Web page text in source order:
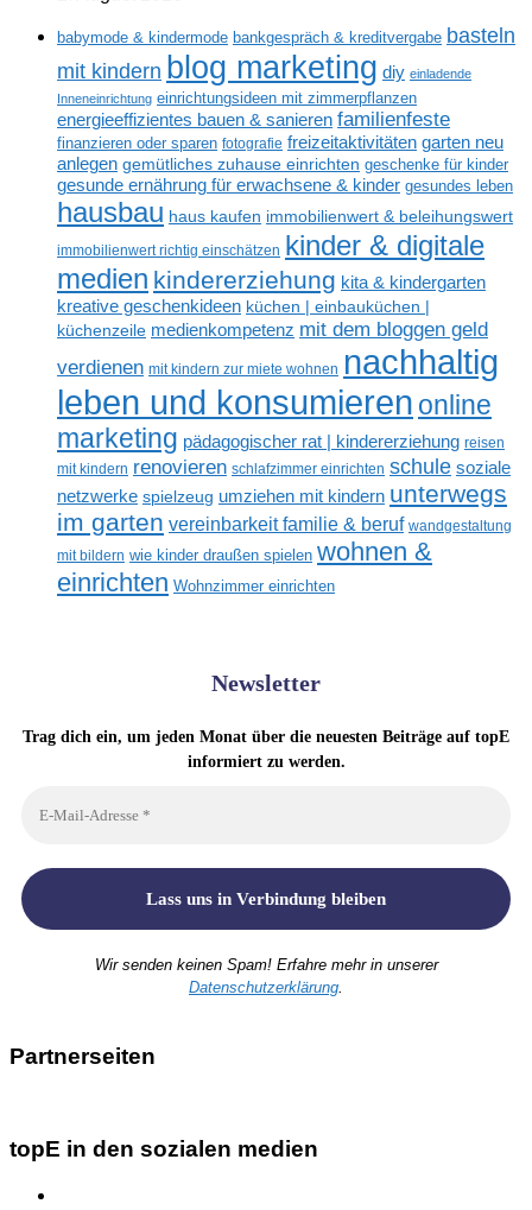
babymode & kindermode bankgespräch & kreditvergabe basteln
mit kindern blog marketing diy einladende
Inneneinrichtung einrichtungsideen mit zimmerpflanzen
energieeffizientes bauen & sanieren familienfeste
finanzieren oder sparen fotografie freizeitaktivitäten garten neu
anlegen gemütliches zuhause einrichten geschenke für kinder
gesunde ernährung für erwachsene & kinder gesundes leben
hausbau haus kaufen immobilienwert & beleihungswert
immobilienwert richtig einschätzen kinder & digitale
medien kindererziehung kita & kindergarten
kreative geschenkideen küchen | einbauküchen |
küchenzeile medienkompetenz mit dem bloggen geld
verdienen mit kindern zur miete wohnen nachhaltig
leben und konsumieren online
marketing pädagogischer rat | kindererziehung reisen
mit kindern renovieren schlafzimmer einrichten schule soziale
netzwerke spielzeug umziehen mit kindern unterwegs
im garten vereinbarkeit familie & beruf wandgestaltung
mit bildern wie kinder draußen spielen wohnen &
einrichten Wohnzimmer einrichten
Newsletter
Trag dich ein, um jeden Monat über die neuesten Beiträge auf topE
informiert zu werden.
Wir senden keinen Spam! Erfahre mehr in unserer
Datenschutzerklärung
Partnerseiten
topE in den sozialen medien